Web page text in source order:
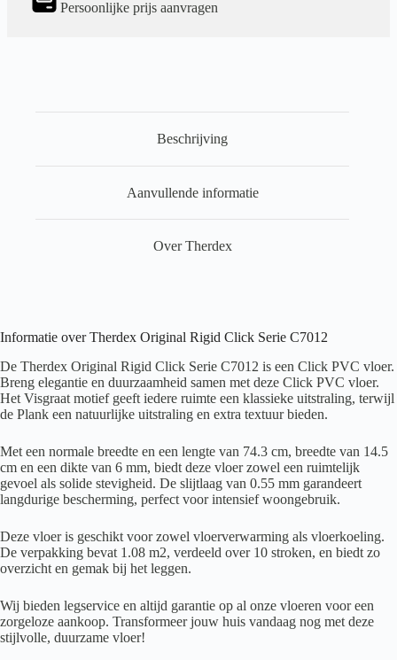
Persoonlijke prijs aanvragen
Beschrijving
Aanvullende informatie
Over Therdex
Informatie over Therdex Original Rigid Click Serie C7012
De Therdex Original Rigid Click Serie C7012 is een Click PVC vloer.
Breng elegantie en duurzaamheid samen met deze Click PVC vloer.
Het Visgraat motief geeft iedere ruimte een klassieke uitstraling, terwijl
de Plank een natuurlijke uitstraling en extra textuur bieden.
Met een normale breedte en een lengte van 74.3 cm, breedte van 14.5
cm en een dikte van 6 mm, biedt deze vloer zowel een ruimtelijk
gevoel als solide stevigheid. De slijtlaag van 0.55 mm garandeert
langdurige bescherming, perfect voor intensief woongebruik.
Deze vloer is geschikt voor zowel vloerverwarming als vloerkoeling.
De verpakking bevat 1.08 m2, verdeeld over 10 stroken, en biedt zo
overzicht en gemak bij het leggen.
Wij bieden legservice en altijd garantie op al onze vloeren voor een
zorgeloze aankoop. Transformeer jouw huis vandaag nog met deze
stijlvolle, duurzame vloer!